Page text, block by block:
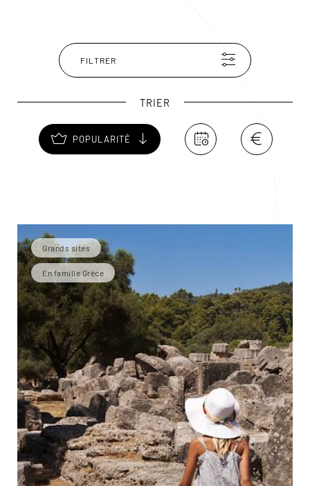
un témoignage fascinant des cultes thérapeutiques du
monde hellénique et romain.
FILTRER
TRIER
POPULARITÉ
Grands sites
En famille Grèce